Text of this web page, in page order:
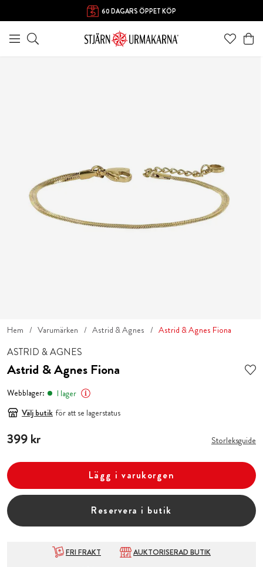
60 DAGARS ÖPPET KÖP
FRI FRAKT ÖVER 1000 KR
Hem Varumärken Astrid & Agnes Astrid & Agnes Fiona
ASTRID & AGNES
Astrid & Agnes Fiona
Webblager:
I lager
Välj butik för att se lagerstatus
Pris:399 kr
399 kr Storleksguide
Lägg i varukorgen
Reservera i butik
FRI FRAKT
AUKTORISERAD BUTIK